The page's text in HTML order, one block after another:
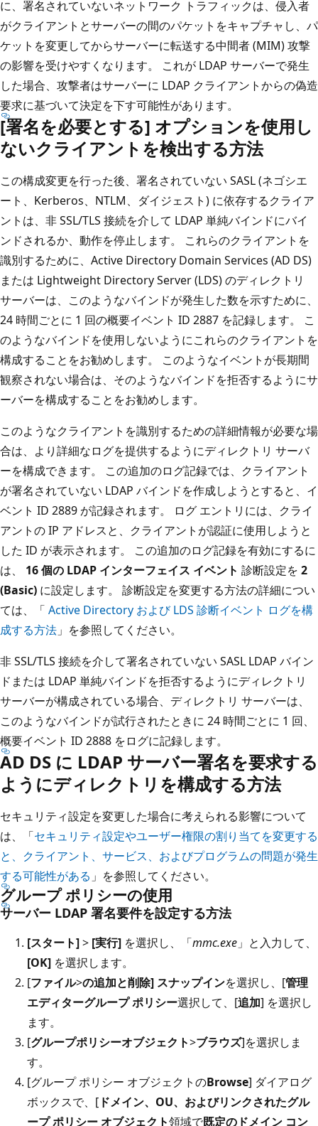
に、署名されていないネットワーク トラフィックは、侵入者
がクライアントとサーバーの間のパケットをキャプチャし、パ
ケットを変更してからサーバーに転送する中間者 (MIM) 攻撃
の影響を受けやすくなります。 これが LDAP サーバーで発生
した場合、攻撃者はサーバーに LDAP クライアントからの偽造
要求に基づいて決定を下す可能性があります。
[署名を必要とする] オプションを使用し
ないクライアントを検出する方法
この構成変更を行った後、署名されていない SASL (ネゴシエ
ート、Kerberos、NTLM、ダイジェスト) に依存するクライア
ントは、非 SSL/TLS 接続を介して LDAP 単純バインドにバイ
ンドされるか、動作を停止します。 これらのクライアントを
識別するために、Active Directory Domain Services (AD DS)
または Lightweight Directory Server (LDS) のディレクトリ
サーバーは、このようなバインドが発生した数を示すために、
24 時間ごとに 1 回の概要イベント ID 2887 を記録します。 こ
のようなバインドを使用しないようにこれらのクライアントを
構成することをお勧めします。 このようなイベントが長期間
観察されない場合は、そのようなバインドを拒否するようにサ
ーバーを構成することをお勧めします。
このようなクライアントを識別するための詳細情報が必要な場
合は、より詳細なログを提供するようにディレクトリ サーバ
ーを構成できます。 この追加のログ記録では、クライアント
が署名されていない LDAP バインドを作成しようとすると、イ
ベント ID 2889 が記録されます。 ログ エントリには、クライ
アントの IP アドレスと、クライアントが認証に使用しようと
した ID が表示されます。 この追加のログ記録を有効にするに
は、 16 個の LDAP インターフェイス イベント 診断設定を 2
(Basic) に設定します。 診断設定を変更する方法の詳細につい
ては、「 Active Directory および LDS 診断イベント ログを構
成する方法 」を参照してください。
非 SSL/TLS 接続を介して署名されていない SASL LDAP バイン
ドまたは LDAP 単純バインドを拒否するようにディレクトリ
サーバーが構成されている場合、ディレクトリ サーバーは、
このようなバインドが試行されたときに 24 時間ごとに 1 回、
概要イベント ID 2888 をログに記録します。
AD DS に LDAP サーバー署名を要求する
ようにディレクトリを構成する方法
セキュリティ設定を変更した場合に考えられる影響について
は、「セキュリティ設定やユーザー権限の割り当てを変更する
と、クライアント、サービス、およびプログラムの問題が発生
する可能性がある 」を参照してください。
グループ ポリシーの使用
サーバー LDAP 署名要件を設定する方法
[スタート]> [実行] を選択し、「mmc.exe 」と入力して、
[OK] を選択します。
[ファイル>の追加と削除] スナップインを選択し、[管理
エディターグループ ポリシー選択して、[追加] を選択し
ます。
[グループポリシーオブジェクト>ブラウズ]を選択しま
す。
[グループ ポリシー オブジェクトのBrowse] ダイアログ
ボックスで、[ ドメイン、OU、およびリンクされたグル
ープ ポリシー オブジェクト領域で既定のドメイン コン